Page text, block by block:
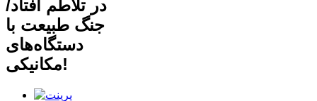
در تلاطم افتاد/
جنگ طبیعت با
دستگاه‌های
مکانیکی!